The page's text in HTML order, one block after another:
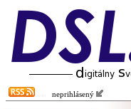
neprihlásený